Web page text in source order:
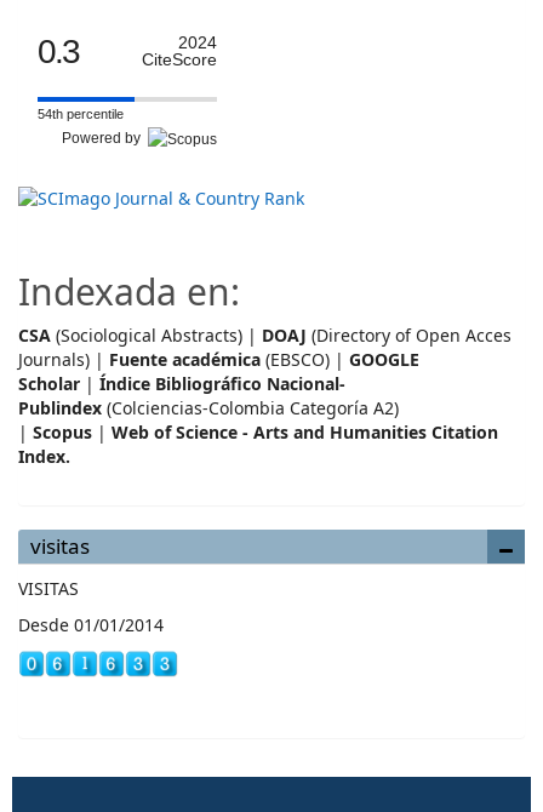
0.3
2024
CiteScore
54th percentile
Powered by
Indexada en:
CSA (Sociological Abstracts) | DOAJ (Directory of Open Acces
Journals) | Fuente académica (EBSCO) | GOOGLE
Scholar | Índice Bibliográfico Nacional-
Publindex (Colciencias-Colombia Categoría A2)
| Scopus | Web of Science - Arts and Humanities Citation
Index.
visitas
VISITAS
Desde 01/01/2014